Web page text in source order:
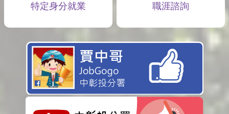
特定身分就業 職涯諮詢